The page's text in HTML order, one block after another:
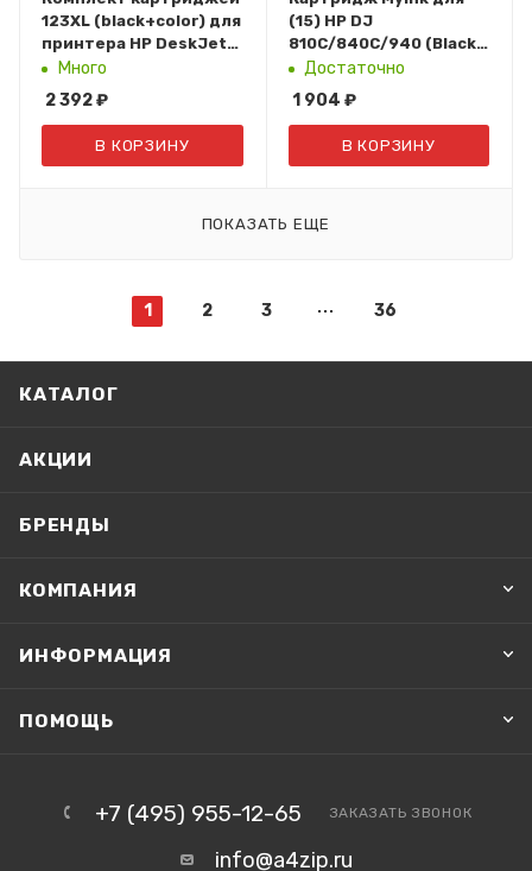
123XL (black+color) для
принтера HP DeskJet
2130 F6V19AE/F6V18AE
MyInk
Много
2 392₽
В КОРЗИНУ
(15) HP DJ
810C/840С/940 (Black,
тех.уп.) C6615DE
(Восст.)
Достаточно
1 904 ₽
В КОРЗИНУ
ПОКАЗАТЬ ЕЩЕ
1 2 3 36
КАТАЛОГ
АКЦИИ
БРЕНДЫ
КОМПАНИЯ
ИНФОРМАЦИЯ
ПОМОЩЬ
+7 (495) 955-12-65 ЗАКАЗАТЬ ЗВОНОК
info@a4zip.ru